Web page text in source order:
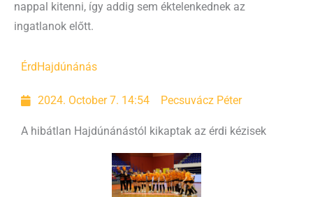
nappal kitenni, így addig sem éktelenkednek az
ingatlanok előtt.
Érd Hajdúnánás
2024. October 7. 14:54 Pecsuvácz Péter
A hibátlan Hajdúnánástól kikaptak az érdi kézisek